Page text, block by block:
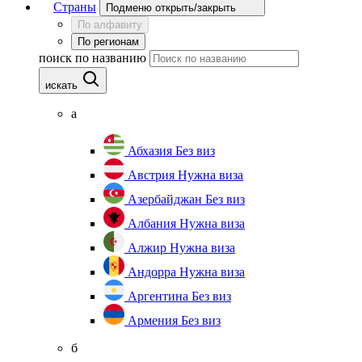
Страны
Подменю открыть/закрыть
По алфавиту
По регионам
поиск по названию
искать
а
Абхазия Без виз
Австрия Нужна виза
Азербайджан Без виз
Албания Нужна виза
Алжир Нужна виза
Андорра Нужна виза
Аргентина Без виз
Армения Без виз
б